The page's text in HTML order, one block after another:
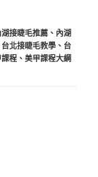
湖接睫毛推薦、 內湖
台北接睫毛教學、 台
程、 美甲課程大綱